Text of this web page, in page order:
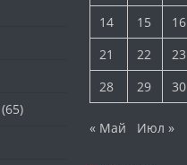
14
15 16
21
22 23
28
29 30
« Май Июл »